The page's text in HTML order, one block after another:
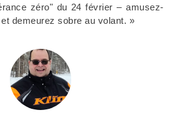
zéro" du 24 février – amusez-
demeurez sobre au volant. »